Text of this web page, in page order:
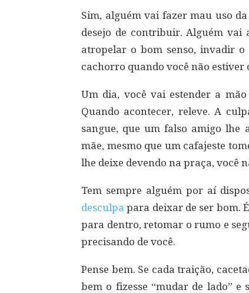
Sim, alguém vai fazer mau uso
desejo de contribuir. Alguém vai
atropelar o bom senso, invadir o
cachorro quando você não estiver
Um dia, você vai estender a
Quando acontecer, releve. A
sangue, que um falso amigo lhe
mãe, mesmo que um cafajeste
lhe deixe devendo na praça, você
Tem sempre alguém por aí
desculpa para deixar de ser bom.
para dentro, retomar o rumo e
precisando de você.
Pense bem. Se cada traição,
bem o fizesse “mudar de lado”